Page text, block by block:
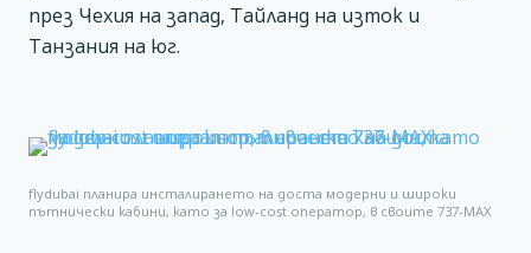
през Чехия на запад, Тайланд на изток и
Танзания на юг.
flydubai планира инсталирането на доста модерни и широки
пътнически кабини, като за low-cost оператор, в своите 737-MAX